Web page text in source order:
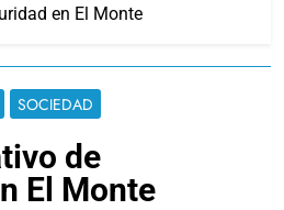
en El Monte
SOCIEDAD
de
El Monte